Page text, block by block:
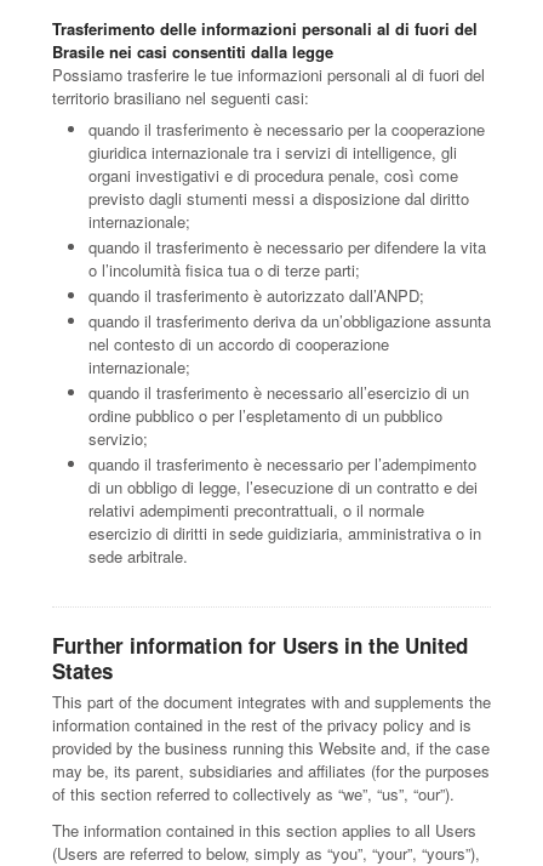
Trasferimento delle informazioni personali al di fuori del
Brasile nei casi consentiti dalla legge
Possiamo trasferire le tue informazioni personali al di fuori del
territorio brasiliano nel seguenti casi:
quando il trasferimento è necessario per la cooperazione
giuridica internazionale tra i servizi di intelligence, gli
organi investigativi e di procedura penale, così come
previsto dagli stumenti messi a disposizione dal diritto
internazionale;
quando il trasferimento è necessario per difendere la vita
o l’incolumità fisica tua o di terze parti;
quando il trasferimento è autorizzato dall’ANPD;
quando il trasferimento deriva da un’obbligazione assunta
nel contesto di un accordo di cooperazione
internazionale;
quando il trasferimento è necessario all’esercizio di un
ordine pubblico o per l’espletamento di un pubblico
servizio;
quando il trasferimento è necessario per l’adempimento
di un obbligo di legge, l’esecuzione di un contratto e dei
relativi adempimenti precontrattuali, o il normale
esercizio di diritti in sede guidiziaria, amministrativa o in
sede arbitrale.
Further information for Users in the United
States
This part of the document integrates with and supplements the
information contained in the rest of the privacy policy and is
provided by the business running this Website and, if the case
may be, its parent, subsidiaries and affiliates (for the purposes
of this section referred to collectively as “we”, “us”, “our”).
The information contained in this section applies to all Users
(Users are referred to below, simply as “you”, “your”, “yours”),